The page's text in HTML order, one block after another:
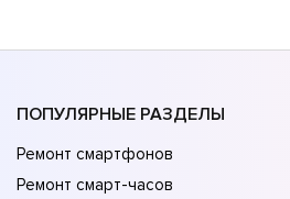
ПОПУЛЯРНЫЕ РАЗДЕЛЫ
Ремонт смартфонов
Ремонт смарт-часов